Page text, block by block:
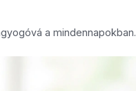
a mindennapokban.